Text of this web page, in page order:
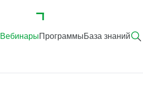
ВебинарыПрограммыБаза знаний